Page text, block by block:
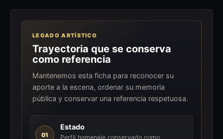
LEGADO ARTÍSTICO
Trayectoria que se conserva
como referencia
Mantenemos esta ficha para reconocer su
aporte a la escena, ordenar su memoria
pública y conservar una referencia respetuosa.
01
Estado
Perfil homenaje conservado como